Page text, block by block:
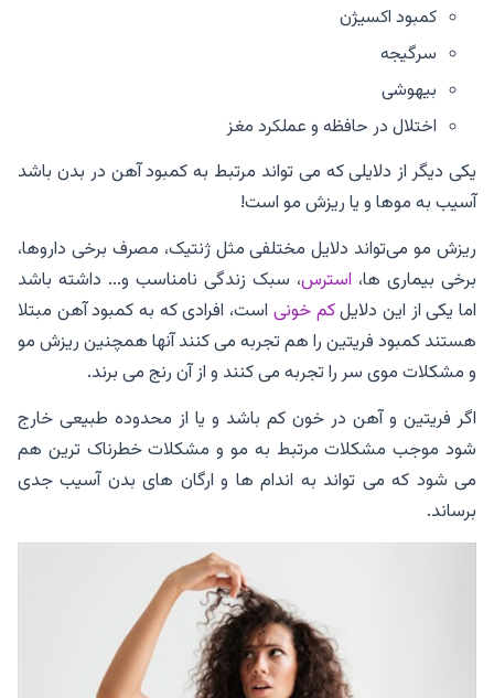
کمبود اکسیژن
سرگیجه
بیهوشی
اختلال در حافظه و عملکرد مغز
یکی دیگر از دلایلی که می تواند مرتبط به کمبود آهن در بدن باشد
آسیب به موها و یا ریزش مو است!
ریزش مو می‌تواند دلایل مختلفی مثل ژنتیک، مصرف برخی داروها،
برخی بیماری ها، استرس، سبک زندگی نامناسب و... داشته باشد
اما یکی از این دلایلکم خونی است، افرادی که به کمبود آهن مبتلا
هستند کمبود فریتین را هم تجربه می کنند آنها همچنین ریزش مو
و مشکلات موی سر را تجربه می کنند و از آن رنج می برند.
اگر فریتین و آهن در خون کم باشد و یا از محدوده طبیعی خارج
شود موجب مشکلات مرتبط به مو و مشکلات خطرناک ترین هم
می شود که می تواند به اندام ها و ارگان های بدن آسیب جدی
برساند.